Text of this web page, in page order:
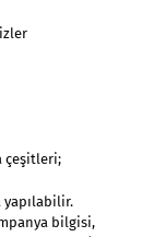
çeşitleri;
bilgisi,